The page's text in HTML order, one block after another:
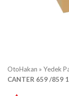
OtoHakan » Yedek
CANTER 659 /859